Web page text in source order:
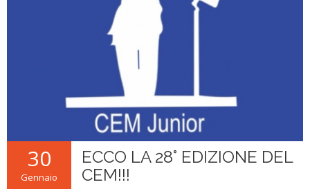
30
Gennaio
ECCO LA 28° EDIZIONE DEL
CEM!!!
Brani d'obbligo 2008
Linee guida letteratura bandistica
RISORSE PER I COMPOSITORI